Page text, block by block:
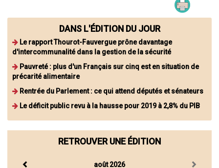
DANS L'ÉDITION DU JOUR
Le rapport Thourot-Fauvergue prône davantage
d'intercommunalité dans la gestion de la sécurité
Pauvreté : plus d'un Français sur cinq est en situation de
précarité alimentaire
Rentrée du Parlement : ce qui attend députés et sénateurs
Le déficit public revu à la hausse pour 2019 à 2,8% du PIB
RETROUVER UNE ÉDITION
août 2026